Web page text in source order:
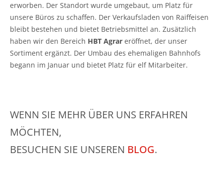
erworben. Der Standort wurde umgebaut, um Platz für
unsere Büros zu schaffen. Der Verkaufsladen von Raiffeisen
bleibt bestehen und bietet Betriebsmittel an. Zusätzlich
haben wir den Bereich HBT Agrar eröffnet, der unser
Sortiment ergänzt. Der Umbau des ehemaligen Bahnhofs
begann im Januar und bietet Platz für elf Mitarbeiter.
WENN SIE MEHR ÜBER UNS ERFAHREN
MÖCHTEN,
BESUCHEN SIE UNSEREN BLOG.